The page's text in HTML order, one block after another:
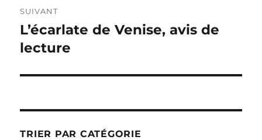
SUIVANT
Publication
suivante :
L’écarlate de Venise, avis de
lecture
TRIER PAR CATÉGORIE